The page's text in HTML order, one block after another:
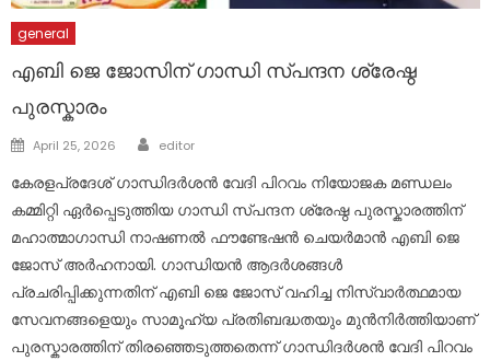
general
എബി ജെ ജോസിന് ഗാന്ധി സ്പന്ദന ശ്രേഷ്ഠ
പുരസ്കാരം
Posted
April 25, 2026 Author
editor
കേരളപ്രദേശ് ഗാന്ധിദർശൻ വേദി പിറവം നിയോജക മണ്ഡലം
കമ്മിറ്റി ഏർപ്പെടുത്തിയ ഗാന്ധി സ്പന്ദന ശ്രേഷ്ഠ പുരസ്കാരത്തിന്
മഹാത്മാഗാന്ധി നാഷണൽ ഫൗണ്ടേഷൻ ചെയർമാൻ എബി ജെ
ജോസ് അർഹനായി. ഗാന്ധിയൻ ആദർശങ്ങൾ
പ്രചരിപ്പിക്കുന്നതിന് എബി ജെ ജോസ് വഹിച്ച നിസ്വാർത്ഥമായ
സേവനങ്ങളെയും സാമൂഹ്യ പ്രതിബദ്ധതയും മുൻനിർത്തിയാണ്
പുരസ്കാരത്തിന് തിരഞ്ഞെടുത്തതെന്ന് ഗാന്ധിദർശൻ വേദി പിറവം